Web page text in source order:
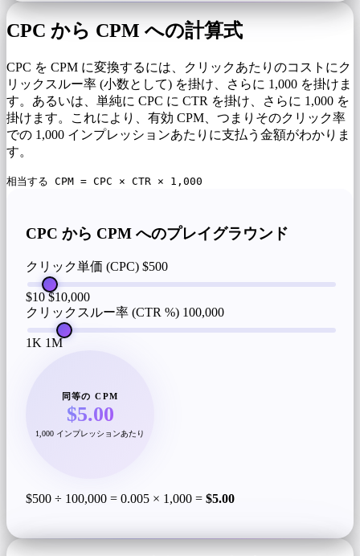
CPC から CPM への計算式
CPC を CPM に変換するには、クリックあたりのコストにク
リックスルー率 (小数として) を掛け、さらに 1,000 を掛けま
す。あるいは、単純に CPC に CTR を掛け、さらに 1,000 を
掛けます。これにより、有効 CPM、つまりそのクリック率
での 1,000 インプレッションあたりに支払う金額がわかりま
す。
相当する CPM = CPC × CTR × 1,000
CPC から CPM へのプレイグラウンド
クリック単価 (CPC) $500
$10 $10,000
クリックスルー率 (CTR %) 100,000
1K 1M
同等の CPM
$5.00
1,000 インプレッションあたり
$500 ÷ 100,000 = 0.005 × 1,000 = $5.00